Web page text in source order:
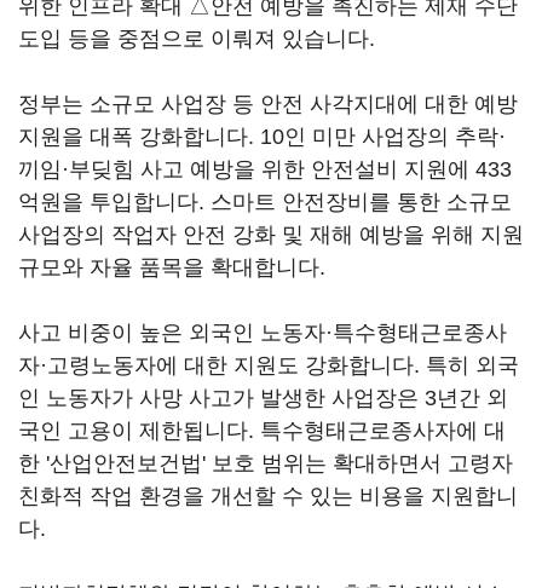
위한 인프라 확대 △안전 예방을 촉진하는 제재 수단
도입 등을 중점으로 이뤄져 있습니다.
정부는 소규모 사업장 등 안전 사각지대에 대한 예방
지원을 대폭 강화합니다. 10인 미만 사업장의 추락·
끼임·부딪힘 사고 예방을 위한 안전설비 지원에 433
억원을 투입합니다. 스마트 안전장비를 통한 소규모
사업장의 작업자 안전 강화 및 재해 예방을 위해 지원
규모와 자율 품목을 확대합니다.
사고 비중이 높은 외국인 노동자·특수형태근로종사
자·고령노동자에 대한 지원도 강화합니다. 특히 외국
인 노동자가 사망 사고가 발생한 사업장은 3년간 외
국인 고용이 제한됩니다. 특수형태근로종사자에 대
한 '산업안전보건법' 보호 범위는 확대하면서 고령자
친화적 작업 환경을 개선할 수 있는 비용을 지원합니
다.